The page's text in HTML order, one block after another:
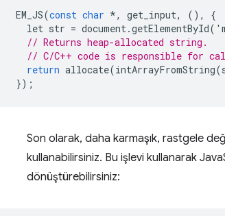
EM_JS(const char *, get_input, (),
{
let str = document.getElementById( '
// Returns heap-allocated string.
// C/C++ code is responsible for
return allocate(intArrayFromString(
});
Son olarak, daha karmaşık, rastgele
kullanabilirsiniz. Bu işlevi kullanarak
dönüştürebilirsiniz: